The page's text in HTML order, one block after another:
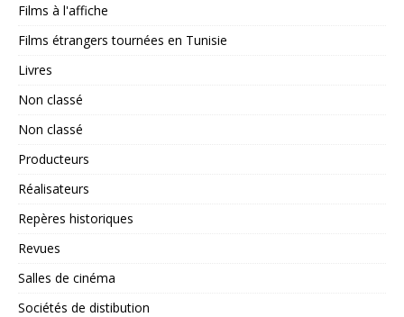
Films à l'affiche
Films étrangers tournées en Tunisie
Livres
Non classé
Non classé
Producteurs
Réalisateurs
Repères historiques
Revues
Salles de cinéma
Sociétés de distibution